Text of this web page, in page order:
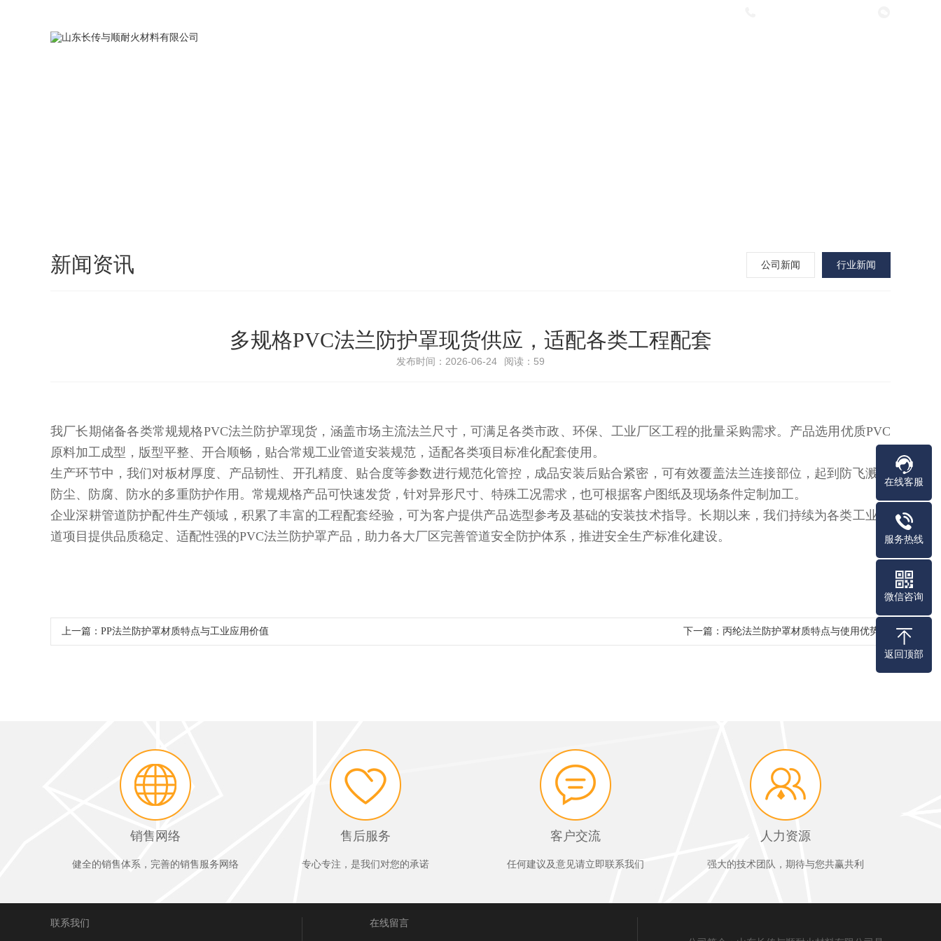
新闻资讯 公司新闻 行业新闻
多规格PVC法兰防护罩现货供应，适配各类工程配套
发布时间：2026-06-24 阅读：59
我厂长期储备各类常规规格PVC法兰防护罩现货，涵盖市场主流法兰尺寸，可满足各类市政、环保、工业厂区工程的批量采购需求。产品选用优质PVC
原料加工成型，版型平整、开合顺畅，贴合常规工业管道安装规范，适配各类项目标准化配套使用。
生产环节中，我们对板材厚度、产品韧性、开孔精度、贴合度等参数进行规范化管控，成品安装后贴合紧密，可有效覆盖法兰连接部位，起到防飞溅、
防尘、防腐、防水的多重防护作用。常规规格产品可快速发货，针对异形尺寸、特殊工况需求，也可根据客户图纸及现场条件定制加工。
企业深耕管道防护配件生产领域，积累了丰富的工程配套经验，可为客户提供产品选型参考及基础的安装技术指导。长期以来，我们持续为各类工业管
道项目提供品质稳定、适配性强的PVC法兰防护罩产品，助力各大厂区完善管道安全防护体系，推进安全生产标准化建设。
上一篇： PP法兰防护罩材质特点与工业应用价值 下一篇： 丙纶法兰防护罩材质特点与使用优势
销售网络
健全的销售体系，完善的销售服务网络
售后服务
专心专注，是我们对您的承诺
客户交流
任何建议及意见请立即联系我们
人力资源
强大的技术团队，期待与您共赢共利
联系我们
在线留言
在线客服
服务热线
微信咨询
返回顶部